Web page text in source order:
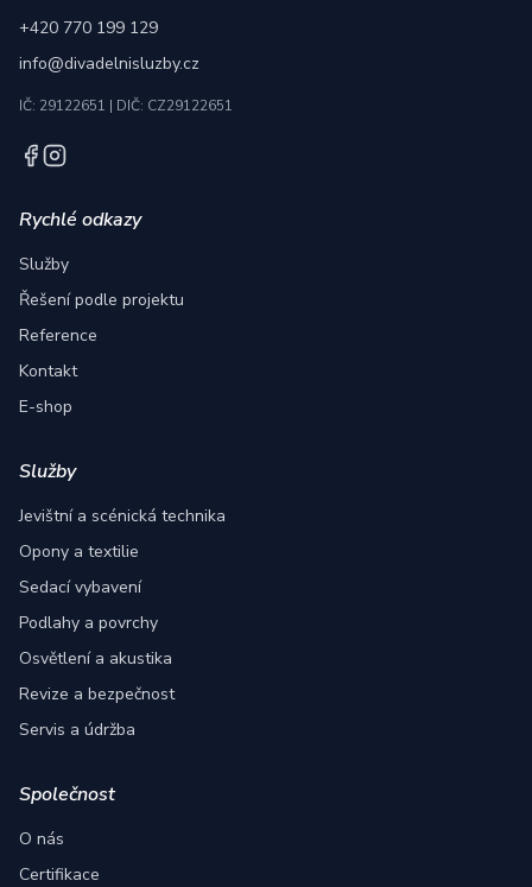
+420 770 199 129
info@divadelnisluzby.cz
IČ: 29122651 | DIČ: CZ29122651
Rychlé odkazy
Služby
Řešení podle projektu
Reference
Kontakt
E-shop
Služby
Jevištní a scénická technika
Opony a textilie
Sedací vybavení
Podlahy a povrchy
Osvětlení a akustika
Revize a bezpečnost
Servis a údržba
Společnost
O nás
Certifikace